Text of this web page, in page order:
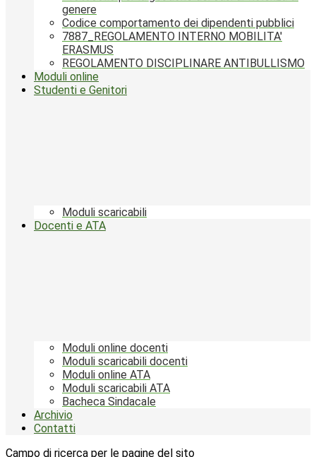
genere
Codice comportamento dei dipendenti pubblici
7887_REGOLAMENTO INTERNO MOBILITA'
ERASMUS
REGOLAMENTO DISCIPLINARE ANTIBULLISMO
Moduli online
Studenti e Genitori
Moduli scaricabili
Docenti e ATA
Moduli online docenti
Moduli scaricabili docenti
Moduli online ATA
Moduli scaricabili ATA
Bacheca Sindacale
Archivio
Contatti
Campo di ricerca per le pagine del sito